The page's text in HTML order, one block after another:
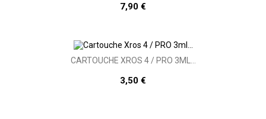
7,90 €
CARTOUCHE XROS 4 / PRO 3ML...
3,50 €